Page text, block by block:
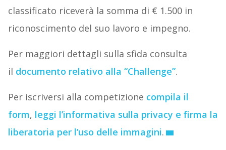
classificato riceverà la somma di € 1.500 in
riconoscimento del suo lavoro e impegno.
Per maggiori dettagli sulla sfida consulta
il documento relativo alla “Challenge”.
Per iscriversi alla competizione compila il
form, leggi l’informativa sulla privacy e firma la
liberatoria per l’uso delle immagini.